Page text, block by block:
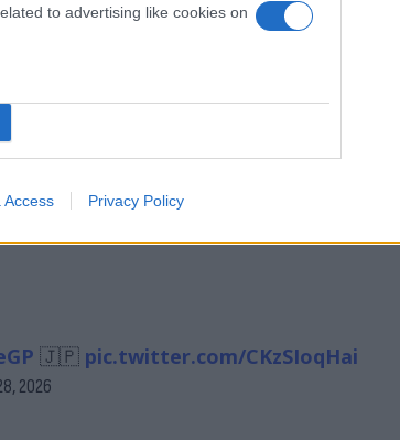
to advertising like cookies on
Access Privacy Policy
🇯🇵 pic.twitter.com/CKzSIoqHai
2026